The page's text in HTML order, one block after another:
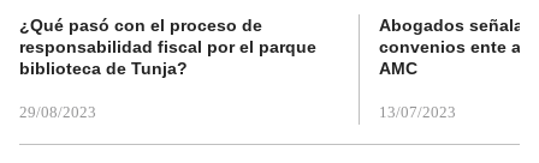
¿Qué pasó con el proceso de
responsabilidad fiscal por el parque
biblioteca de Tunja?
29/08/2023
Abogados
convenios ente
AMC
13/07/2023